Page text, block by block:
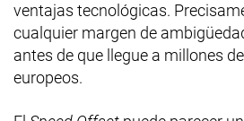
ventajas tecnológicas.
cualquier margen de
antes de que llegue a millones
europeos.